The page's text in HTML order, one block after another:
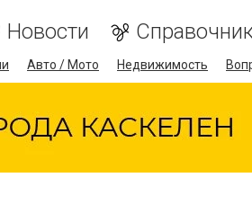
Новости
Авто / Мото Недвижимость